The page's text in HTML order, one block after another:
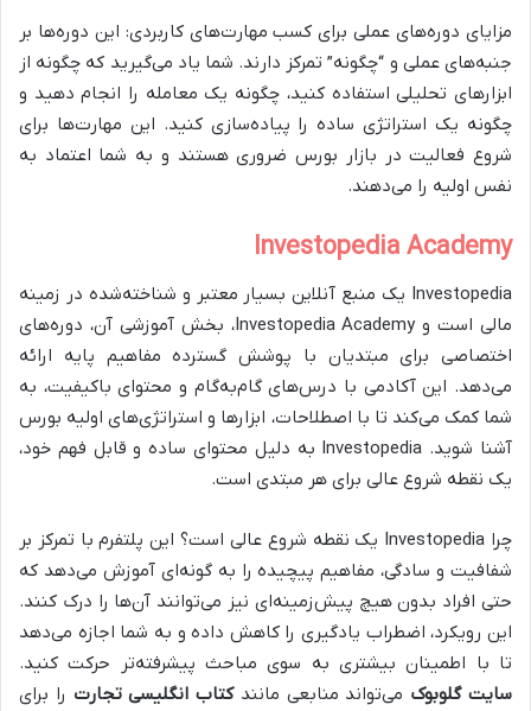
مزایای دوره‌های عملی برای کسب مهارت‌های کاربردی: این دوره‌ها بر
جنبه‌های عملی و “چگونه” تمرکز دارند. شما یاد می‌گیرید که چگونه از
ابزارهای تحلیلی استفاده کنید، چگونه یک معامله را انجام دهید و
چگونه یک استراتژی ساده را پیاده‌سازی کنید. این مهارت‌ها برای
شروع فعالیت در بازار بورس ضروری هستند و به شما اعتماد به
نفس اولیه را می‌دهند.
Investopedia Academy
Investopedia یک منبع آنلاین بسیار معتبر و شناخته‌شده در زمینه
مالی است و Investopedia Academy، بخش آموزشی آن، دوره‌های
اختصاصی برای مبتدیان با پوشش گسترده مفاهیم پایه ارائه
می‌دهد. این آکادمی با درس‌های گام‌به‌گام و محتوای باکیفیت، به
شما کمک می‌کند تا با اصطلاحات، ابزارها و استراتژی‌های اولیه بورس
آشنا شوید. Investopedia به دلیل محتوای ساده و قابل فهم خود،
یک نقطه شروع عالی برای هر مبتدی است.
چرا Investopedia یک نقطه شروع عالی است؟ این پلتفرم با تمرکز بر
شفافیت و سادگی، مفاهیم پیچیده را به گونه‌ای آموزش می‌دهد که
حتی افراد بدون هیچ پیش‌زمینه‌ای نیز می‌توانند آن‌ها را درک کنند.
این رویکرد، اضطراب یادگیری را کاهش داده و به شما اجازه می‌دهد
تا با اطمینان بیشتری به سوی مباحث پیشرفته‌تر حرکت کنید.
سایت گلوبوک می‌تواند منابعی مانندکتاب انگلیسی تجارت را برای